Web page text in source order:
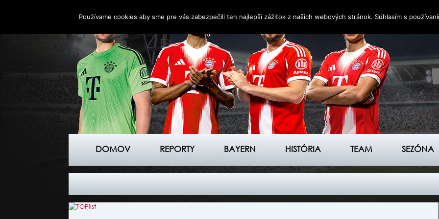
DOMOV REPORTY BAYERN HISTÓRIA TEAM SEZÓNA
Používame cookies aby sme pre vás zabezpečili ten najlepší zážitok z našich webových stránok. Súhlasím s